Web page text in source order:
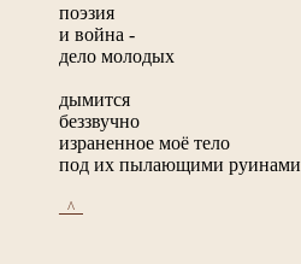
поэзия
и война -
дело молодых
дымится
беззвучно
израненное моё тело
под их пылающими руинами
_^_